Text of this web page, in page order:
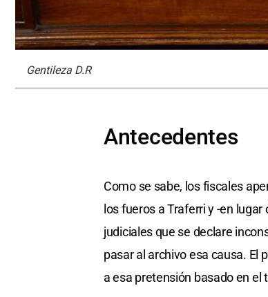
Gentileza D.R
Antecedentes
Como se sabe, los fiscales
los fueros a Traferri y -en
judiciales que se declare
pasar al archivo esa causa. El
a esa pretensión basado en el